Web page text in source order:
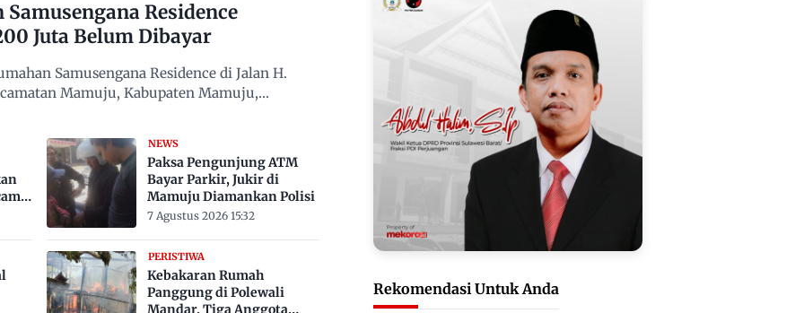
Residence
Juta Belum Dibayar
Samusengana Residence di Jalan H.
Mamuju, Kabupaten Mamuju,
NEWS
Paksa Pengunjung ATM
Bayar Parkir, Jukir di
Mamuju Diamankan Polisi
7 Agustus 2026 15:32
PERISTIWA
Kebakaran Rumah
Panggung di Polewali
Mandar, Tiga Anggota
Rekomendasi Untuk Anda